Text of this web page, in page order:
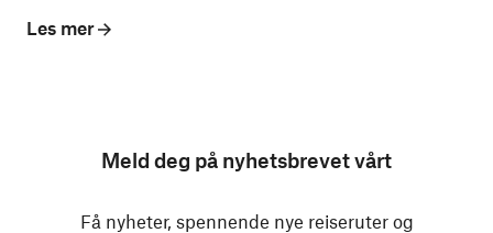
Les mer
Meld deg på nyhetsbrevet vårt
Få nyheter, spennende nye reiseruter og